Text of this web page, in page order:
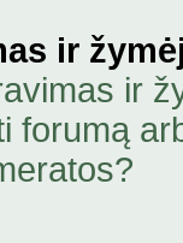
ir
ir
forumą